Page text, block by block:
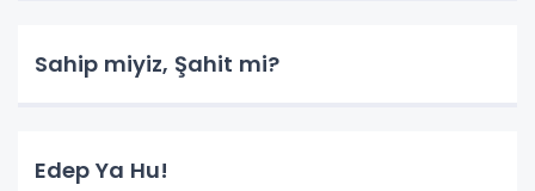
Sahip miyiz, Şahit mi?
Edep Ya Hu!